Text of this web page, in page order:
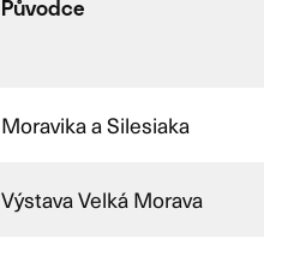
Původce
Moravika a Silesiaka
Výstava Velká Morava